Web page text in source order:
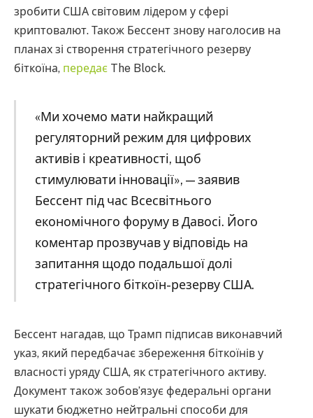
зробити США світовим лідером у сфері
криптовалют. Також Бессент знову наголосив на
планах зі створення стратегічного резерву
біткоїна, передає The Block.
«Ми хочемо мати найкращий
регуляторний режим для цифрових
активів і креативності, щоб
стимулювати інновації», — заявив
Бессент під час Всесвітнього
економічного форуму в Давосі. Його
коментар прозвучав у відповідь на
запитання щодо подальшої долі
стратегічного біткоїн-резерву США.
Бессент нагадав, що Трамп підписав виконавчий
указ, який передбачає збереження біткоїнів у
власності уряду США, як стратегічного активу.
Документ також зобов’язує федеральні органи
шукати бюджетно нейтральні способи для